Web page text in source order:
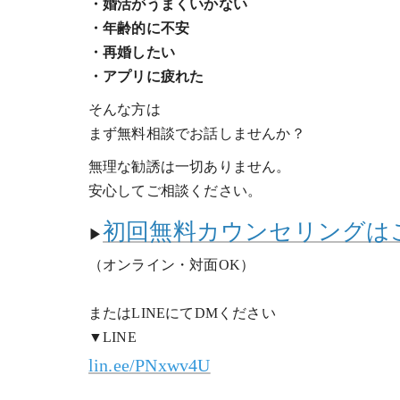
・婚活がうまくいかない
・年齢的に不安
・再婚したい
・アプリに疲れた
そんな方は
まず無料相談でお話しませんか？
無理な勧誘は一切ありません。
安心してご相談ください。
▶初回無料カウンセリングは
（オンライン・対面OK）
またはLINEにてDMください
▼LINE
lin.ee/PNxwv4U